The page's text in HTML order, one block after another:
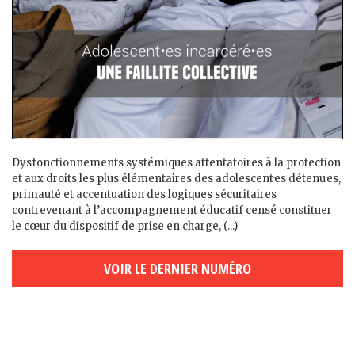
Dysfonctionnements systémiques attentatoires à la protection
et aux droits les plus élémentaires des adolescent·es détenu·es,
primauté et accentuation des logiques sécuritaires
contrevenant à l’accompagnement éducatif censé constituer
le cœur du dispositif de prise en charge, (...)
VOIR LE DERNIER NUMÉRO